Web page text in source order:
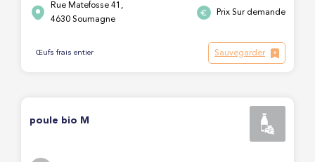
Rue Matefosse 41,
4630 Soumagne
Prix Sur demande
Œufs frais entier Sauvegarder
poule bio M